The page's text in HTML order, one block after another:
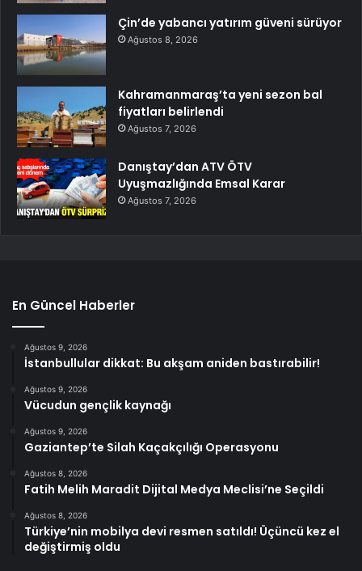
Çin’de yabancı yatırım güveni sürüyor
Ağustos 8, 2026
Kahramanmaraş’ta yeni sezon bal
fiyatları belirlendi
Ağustos 7, 2026
Danıştay’dan ATV ÖTV
Uyuşmazlığında Emsal Karar
Ağustos 7, 2026
En Güncel Haberler
Ağustos 9, 2026
İstanbullular dikkat: Bu akşam aniden bastırabilir!
Ağustos 9, 2026
Vücudun gençlik kaynağı
Ağustos 9, 2026
Gaziantep’te Silah Kaçakçılığı Operasyonu
Ağustos 8, 2026
Fatih Melih Maradit Dijital Medya Meclisi’ne Seçildi
Ağustos 8, 2026
Türkiye’nin mobilya devi resmen satıldı! Üçüncü kez el
değiştirmiş oldu